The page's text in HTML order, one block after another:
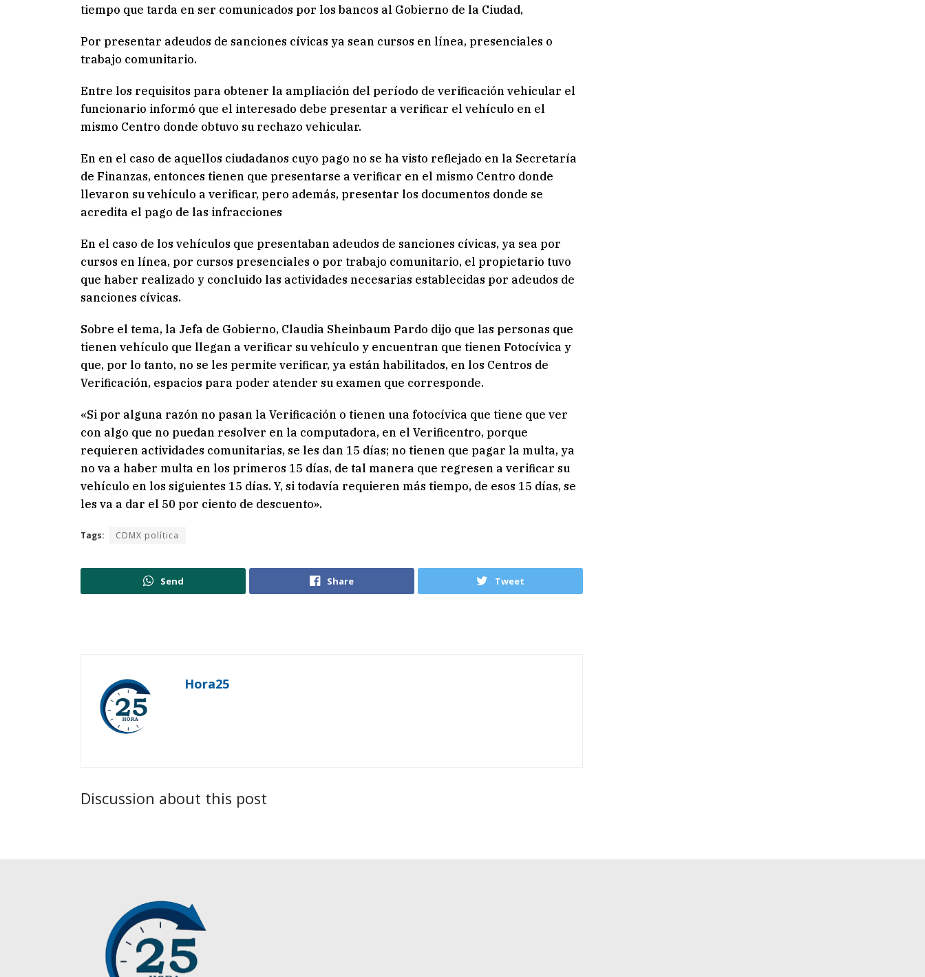
tiempo que tarda en ser comunicados por los bancos al Gobierno de la Ciudad,
Por presentar adeudos de sanciones cívicas ya sean cursos en línea, presenciales o
trabajo comunitario.
Entre los requisitos para obtener la ampliación del período de verificación vehicular el
funcionario informó que el interesado debe presentar a verificar el vehículo en el
mismo Centro donde obtuvo su rechazo vehicular.
En en el caso de aquellos ciudadanos cuyo pago no se ha visto reflejado en la Secretaría
de Finanzas, entonces tienen que presentarse a verificar en el mismo Centro donde
llevaron su vehículo a verificar, pero además, presentar los documentos donde se
acredita el pago de las infracciones
En el caso de los vehículos que presentaban adeudos de sanciones cívicas, ya sea por
cursos en línea, por cursos presenciales o por trabajo comunitario, el propietario tuvo
que haber realizado y concluido las actividades necesarias establecidas por adeudos de
sanciones cívicas.
Sobre el tema, la Jefa de Gobierno, Claudia Sheinbaum Pardo dijo que las personas que
tienen vehículo que llegan a verificar su vehículo y encuentran que tienen Fotocívica y
que, por lo tanto, no se les permite verificar, ya están habilitados, en los Centros de
Verificación, espacios para poder atender su examen que corresponde.
«Si por alguna razón no pasan la Verificación o tienen una fotocívica que tiene que ver
con algo que no puedan resolver en la computadora, en el Verificentro, porque
requieren actividades comunitarias, se les dan 15 días; no tienen que pagar la multa, ya
no va a haber multa en los primeros 15 días, de tal manera que regresen a verificar su
vehículo en los siguientes 15 días. Y, si todavía requieren más tiempo, de esos 15 días, se
les va a dar el 50 por ciento de descuento».
Tags: CDMX política
Send Share Tweet
Hora25
Discussion about this post